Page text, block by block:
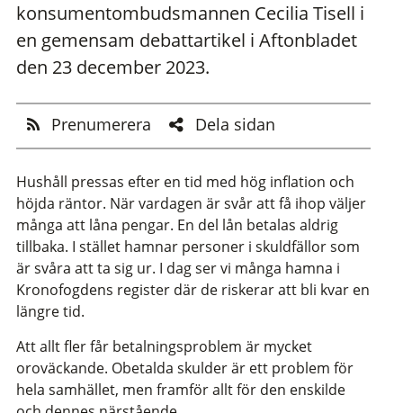
konsumentombudsmannen Cecilia Tisell i
en gemensam debattartikel i Aftonbladet
den 23 december 2023.
Prenumerera Dela sidan
Hushåll pressas efter en tid med hög inflation och
höjda räntor. När vardagen är svår att få ihop väljer
många att låna pengar. En del lån betalas aldrig
tillbaka. I stället hamnar personer i skuldfällor som
är svåra att ta sig ur. I dag ser vi många hamna i
Kronofogdens register där de riskerar att bli kvar en
längre tid.
Att allt fler får betalningsproblem är mycket
oroväckande. Obetalda skulder är ett problem för
hela samhället, men framför allt för den enskilde